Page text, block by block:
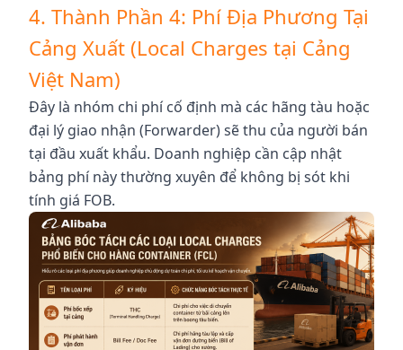
4. Thành Phần 4: Phí Địa Phương Tại
Cảng Xuất (Local Charges tại Cảng
Việt Nam)
Đây là nhóm chi phí cố định mà các hãng tàu hoặc
đại lý giao nhận (Forwarder) sẽ thu của người bán
tại đầu xuất khẩu. Doanh nghiệp cần cập nhật
bảng phínày thường xuyên để không bị sót khi
tính giá FOB.